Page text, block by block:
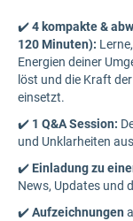
✔️4 kompakte &
120 Minuten):
Energien deiner
löst und die Kraft
einsetzt.
✔️ 1 Q&A Session:
und Unklarheiten
✔️ Einladung zu
News, Updates und
✔️Aufzeichnungen